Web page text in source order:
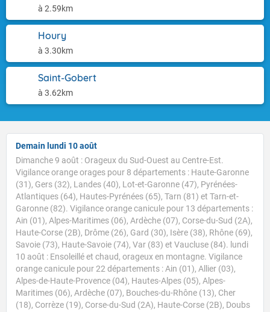
à 2.59km
Houry
à 3.30km
Saint-Gobert
à 3.62km
Demain lundi 10 août
Dimanche 9 août : Orageux du Sud-Ouest au Centre-Est.
Vigilance orange orages pour 8 départements : Haute-Garonne
(31), Gers (32), Landes (40), Lot-et-Garonne (47), Pyrénées-
Atlantiques (64), Hautes-Pyrénées (65), Tarn (81) et Tarn-et-
Garonne (82). Vigilance orange canicule pour 13 départements :
Ain (01), Alpes-Maritimes (06), Ardèche (07), Corse-du-Sud (2A),
Haute-Corse (2B), Drôme (26), Gard (30), Isère (38), Rhône (69),
Savoie (73), Haute-Savoie (74), Var (83) et Vaucluse (84). lundi
10 août : Ensoleillé et chaud, orageux en montagne. Vigilance
orange canicule pour 22 départements : Ain (01), Allier (03),
Alpes-de-Haute-Provence (04), Hautes-Alpes (05), Alpes-
Maritimes (06), Ardèche (07), Bouches-du-Rhône (13), Cher
(18), Corrèze (19), Corse-du-Sud (2A), Haute-Corse (2B), Doubs